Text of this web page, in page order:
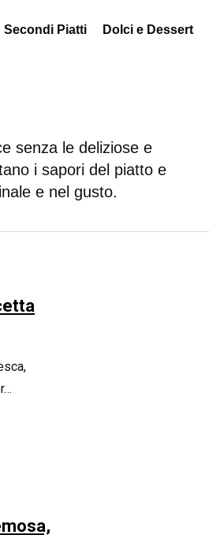
Secondi Piatti Dolci e Dessert
senza le deliziose e
i sapori del piatto e
e nel gusto.